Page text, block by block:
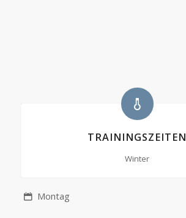
TRAININGSZEITEN
Winter
Montag